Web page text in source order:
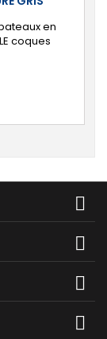
en
coques
durable et



